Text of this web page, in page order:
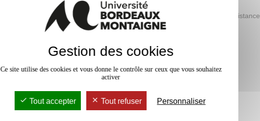
Accessible à distance
Gestion des cookies
Ce site utilise des cookies et vous donne le contrôle sur ceux que vous souhaitez
activer
Tout accepter Tout refuser Personnaliser